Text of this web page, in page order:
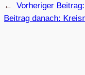
←
Vorheriger Beitrag:
Beitrag danach: